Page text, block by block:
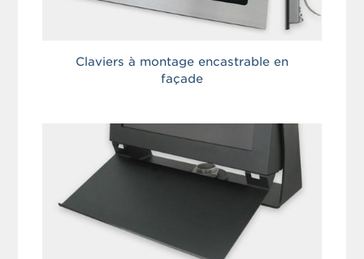
Claviers à montage encastrable en
façade